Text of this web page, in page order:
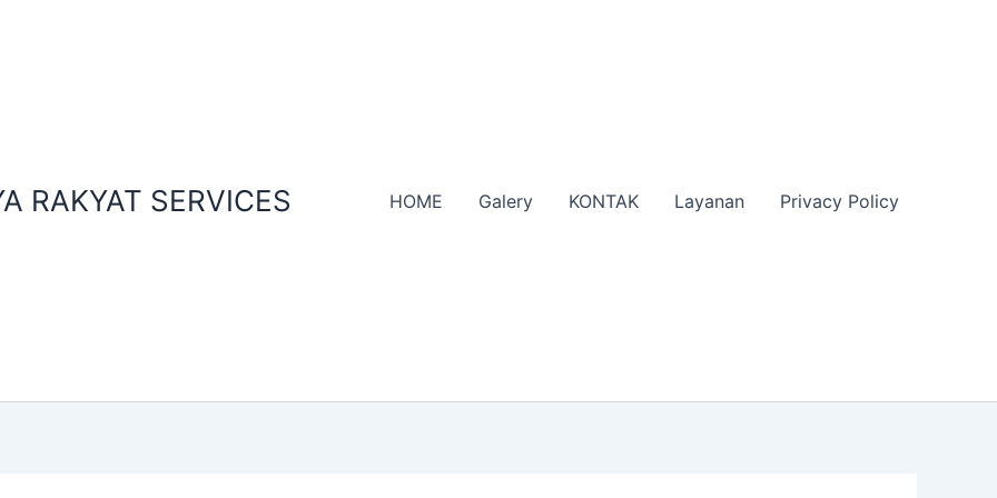
RAKYAT SERVICES HOME Galery KONTAK Layanan Privacy Policy